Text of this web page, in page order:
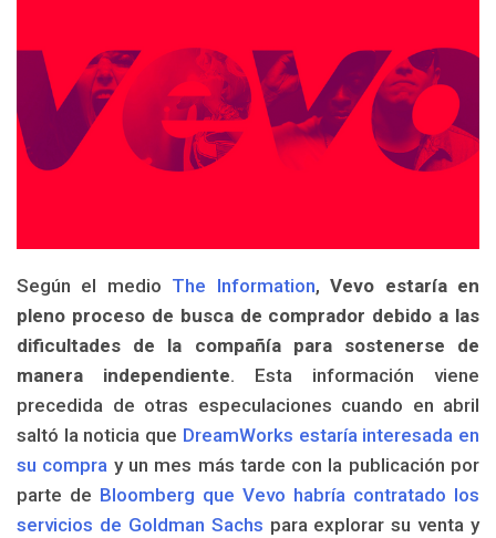
Según el medio The Information,Vevo estaría en
pleno proceso de busca de comprador debido a las
dificultades de la compañía para sostenerse de
manera independiente. Esta información viene
precedida de otras especulaciones cuando en abril
saltó la noticia que DreamWorks estaría interesada en
su compra y un mes más tarde con la publicación por
parte de Bloomberg que Vevo habría contratado los
servicios de Goldman Sachs para explorar su venta y